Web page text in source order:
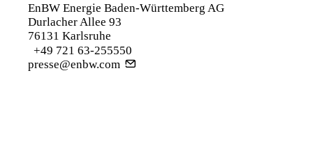
EnBW Energie Baden-Württemberg AG
Durlacher Allee 93
76131 Karlsruhe
+49 721 63-255550
presse@enbw.com